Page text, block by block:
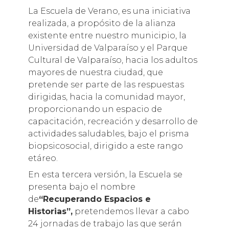
La Escuela de Verano, es una iniciativa
realizada, a propósito de la alianza
existente entre nuestro municipio, la
Universidad de Valparaíso y el Parque
Cultural de Valparaíso, hacia los adultos
mayores de nuestra ciudad, que
pretende ser parte de las respuestas
dirigidas, hacia la comunidad mayor,
proporcionando un espacio de
capacitación, recreación y desarrollo de
actividades saludables, bajo el prisma
biopsicosocial, dirigido a este rango
etáreo.
En esta tercera versión, la Escuela se
presenta bajo el nombre
de“Recuperando Espacios e
Historias”,pretendemos llevar a cabo
24 jornadas de trabajo las que serán